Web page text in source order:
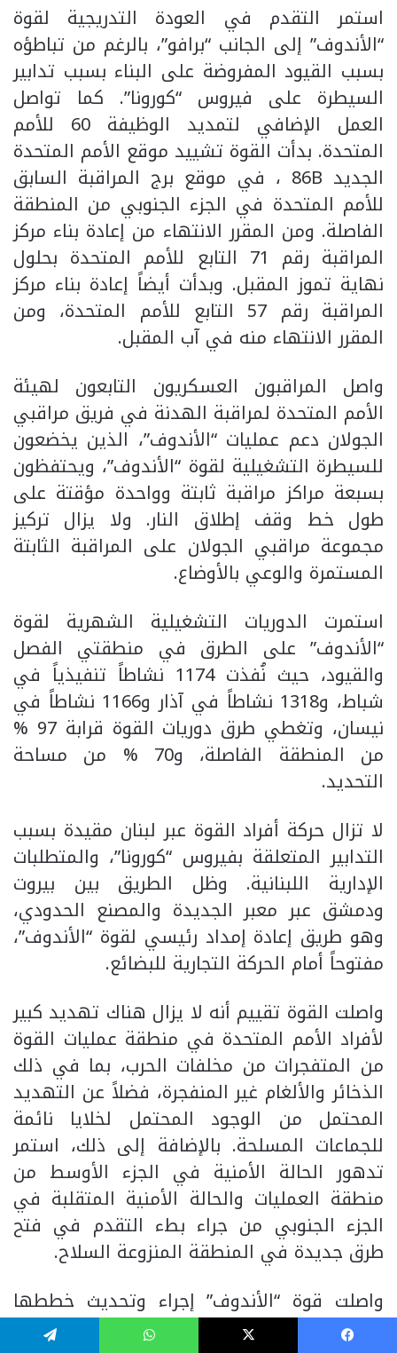
استمر التقدم في العودة التدريجية لقوة
“الأندوف” إلى الجانب “برافو”، بالرغم من تباطؤه
بسبب القيود المفروضة على البناء بسبب تدابير
السيطرة على فيروس “كورونا”. كما تواصل
العمل الإضافي لتمديد الوظيفة 60 للأمم
المتحدة. بدأت القوة تشييد موقع الأمم المتحدة
الجديد 86B ، في موقع برج المراقبة السابق
للأمم المتحدة في الجزء الجنوبي من المنطقة
الفاصلة. ومن المقرر الانتهاء من إعادة بناء مركز
المراقبة رقم 71 التابع للأمم المتحدة بحلول
نهاية تموز المقبل. وبدأت أيضاً إعادة بناء مركز
المراقبة رقم 57 التابع للأمم المتحدة، ومن
المقرر الانتهاء منه في آب المقبل.
واصل المراقبون العسكريون التابعون لهيئة
الأمم المتحدة لمراقبة الهدنة في فريق مراقبي
الجولان دعم عمليات “الأندوف”، الذين يخضعون
للسيطرة التشغيلية لقوة “الأندوف”، ويحتفظون
بسبعة مراكز مراقبة ثابتة وواحدة مؤقتة على
طول خط وقف إطلاق النار. ولا يزال تركيز
مجموعة مراقبي الجولان على المراقبة الثابتة
المستمرة والوعي بالأوضاع.
استمرت الدوريات التشغيلية الشهرية لقوة
“الأندوف” على الطرق في منطقتي الفصل
والقيود، حيث نُفذت 1174 نشاطاً تنفيذياً في
شباط، و1318 نشاطاً في آذار و1166 نشاطاً في
نيسان، وتغطي طرق دوريات القوة قرابة 97 %
من المنطقة الفاصلة، و70 % من مساحة
التحديد.
لا تزال حركة أفراد القوة عبر لبنان مقيدة بسبب
التدابير المتعلقة بفيروس “كورونا”، والمتطلبات
الإدارية اللبنانية. وظل الطريق بين بيروت
ودمشق عبر معبر الجديدة والمصنع الحدودي،
وهو طريق إعادة إمداد رئيسي لقوة “الأندوف”،
مفتوحاً أمام الحركة التجارية للبضائع.
واصلت القوة تقييم أنه لا يزال هناك تهديد كبير
لأفراد الأمم المتحدة في منطقة عمليات القوة
من المتفجرات من مخلفات الحرب، بما في ذلك
الذخائر والألغام غير المنفجرة، فضلاً عن التهديد
المحتمل من الوجود المحتمل لخلايا نائمة
للجماعات المسلحة. بالإضافة إلى ذلك، استمر
تدهور الحالة الأمنية في الجزء الأوسط من
منطقة العمليات والحالة الأمنية المتقلبة في
الجزء الجنوبي من جراء بطء التقدم في فتح
طرق جديدة في المنطقة المنزوعة السلاح.
واصلت قوة “الأندوف” إجراء وتحديث خططها
للطوارئ، لتعزيز وإخلاء المواقع ومراكز المراقبة